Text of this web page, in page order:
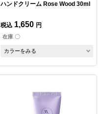
ハンドクリーム Rose Wood 30ml
税込 1,650 円
在庫 〇
カラーをみる